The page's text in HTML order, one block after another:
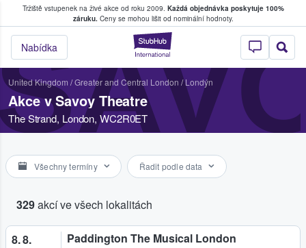
Tržiště vstupenek na živé akce od roku 2009. Každá objednávka poskytuje 100%
záruku.Ceny se mohou lišit od nominální hodnoty.
StubHub –
Nabídka
kde fanoušci kupují a prodávají vstupenky
United Kingdom /Greater and Central London /Londýn
Akce v Savoy Theatre
The Strand, London, WC2R0ET
Všechny termíny Řadit podle data
329akcí ve všech lokalitách
8. 8. Paddington The Musical London